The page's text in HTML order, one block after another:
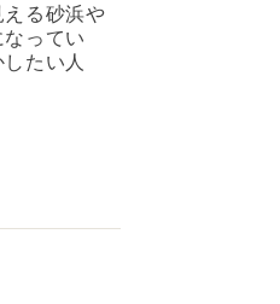
る砂浜や
ってい
たい人